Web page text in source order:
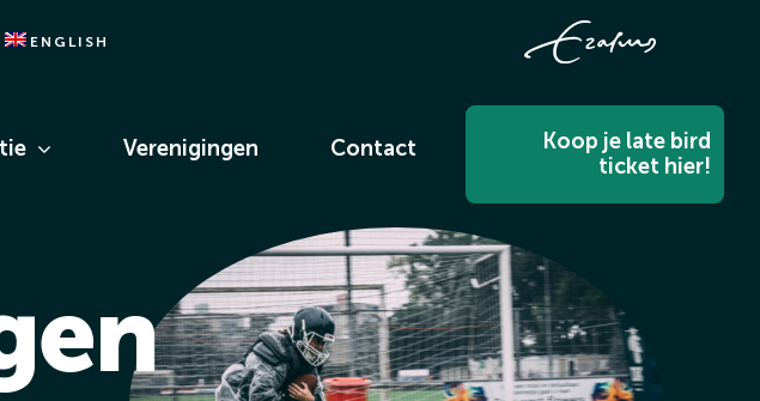
ENGLISH
Verenigingen Contact
Koop je late bird
ticket hier!